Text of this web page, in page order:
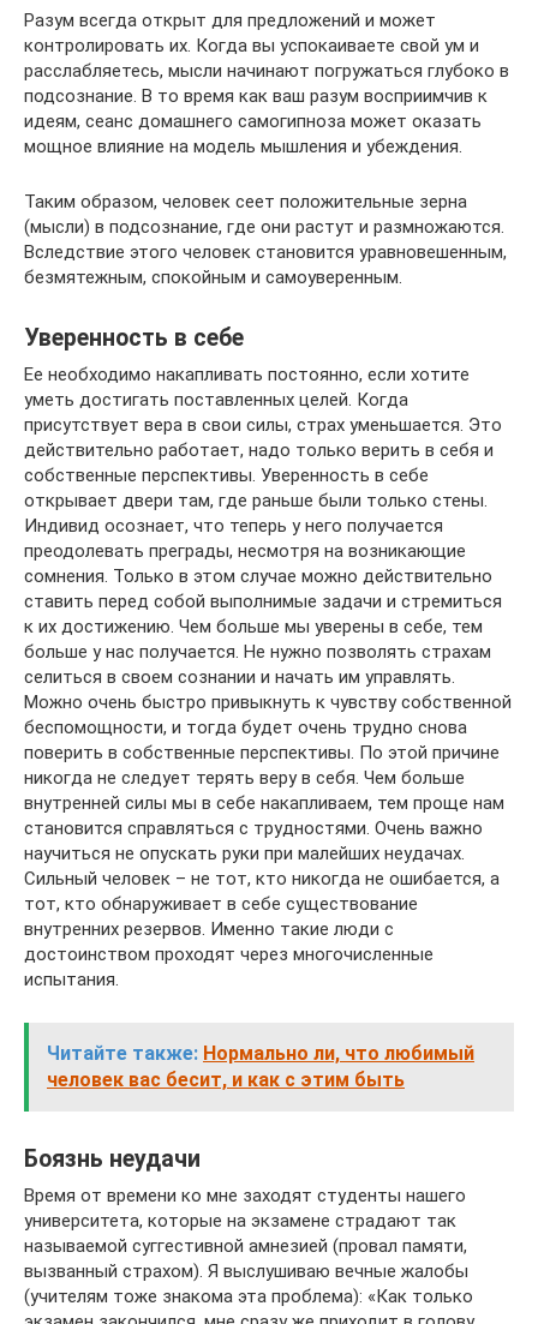
Разум всегда открыт для предложений и может
контролировать их. Когда вы успокаиваете свой ум и
расслабляетесь, мысли начинают погружаться глубоко в
подсознание. В то время как ваш разум восприимчив к
идеям, сеанс домашнего самогипноза может оказать
мощное влияние на модель мышления и убеждения.
Таким образом, человек сеет положительные зерна
(мысли) в подсознание, где они растут и размножаются.
Вследствие этого человек становится уравновешенным,
безмятежным, спокойным и самоуверенным.
Уверенность в себе
Ее необходимо накапливать постоянно, если хотите
уметь достигать поставленных целей. Когда
присутствует вера в свои силы, страх уменьшается. Это
действительно работает, надо только верить в себя и
собственные перспективы. Уверенность в себе
открывает двери там, где раньше были только стены.
Индивид осознает, что теперь у него получается
преодолевать преграды, несмотря на возникающие
сомнения. Только в этом случае можно действительно
ставить перед собой выполнимые задачи и стремиться
к их достижению. Чем больше мы уверены в себе, тем
больше у нас получается. Не нужно позволять страхам
селиться в своем сознании и начать им управлять.
Можно очень быстро привыкнуть к чувству собственной
беспомощности, и тогда будет очень трудно снова
поверить в собственные перспективы. По этой причине
никогда не следует терять веру в себя. Чем больше
внутренней силы мы в себе накапливаем, тем проще нам
становится справляться с трудностями. Очень важно
научиться не опускать руки при малейших неудачах.
Сильный человек – не тот, кто никогда не ошибается, а
тот, кто обнаруживает в себе существование
внутренних резервов. Именно такие люди с
достоинством проходят через многочисленные
испытания.
Читайте также: Нормально ли, что любимый
человек вас бесит, и как с этим быть
Боязнь неудачи
Время от времени ко мне заходят студенты нашего
университета, которые на экзамене страдают так
называемой суггестивной амнезией (провал памяти,
вызванный страхом). Я выслушиваю вечные жалобы
(учителям тоже знакома эта проблема): «Как только